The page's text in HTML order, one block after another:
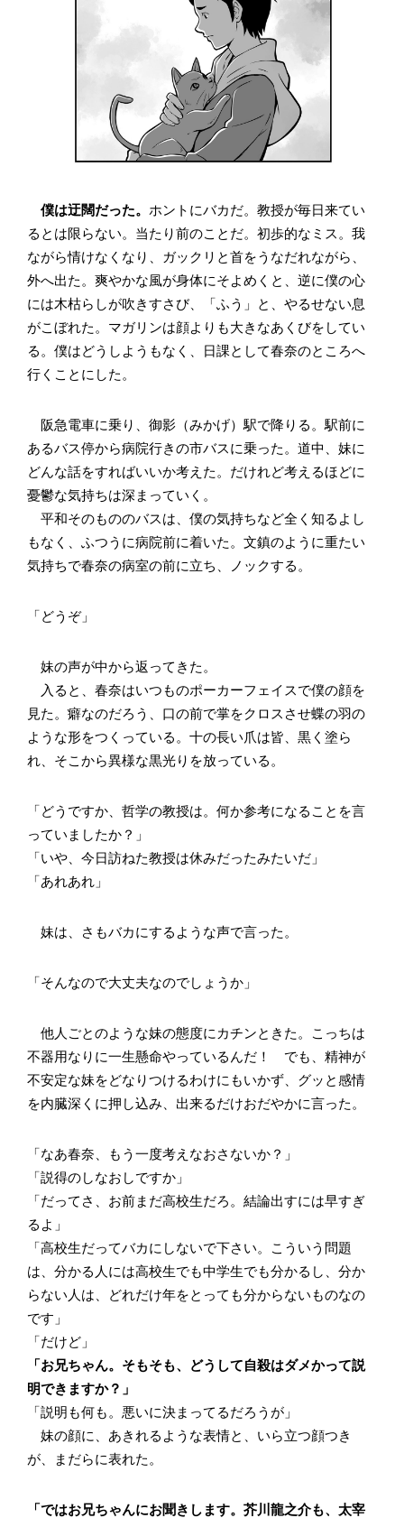
僕は迂闊だった。 ホントにバカだ。教授が毎日来てい
るとは限らない。当たり前のことだ。初歩的なミス。我
ながら情けなくなり、ガックリと首をうなだれながら、
外へ出た。爽やかな風が身体にそよめくと、逆に僕の心
には木枯らしが吹きすさび、「ふう」と、やるせない息
がこぼれた。マガリンは顔よりも大きなあくびをしてい
る。僕はどうしようもなく、日課として春奈のところへ
行くことにした。
阪急電車に乗り、御影（みかげ）駅で降りる。駅前に
あるバス停から病院行きの市バスに乗った。道中、妹に
どんな話をすればいいか考えた。だけれど考えるほどに
憂鬱な気持ちは深まっていく。
平和そのもののバスは、僕の気持ちなど全く知るよし
もなく、ふつうに病院前に着いた。文鎮のように重たい
気持ちで春奈の病室の前に立ち、ノックする。
「どうぞ」
妹の声が中から返ってきた。
入ると、春奈はいつものポーカーフェイスで僕の顔を
見た。癖なのだろう、口の前で掌をクロスさせ蝶の羽の
ような形をつくっている。十の長い爪は皆、黒く塗ら
れ、そこから異様な黒光りを放っている。
「どうですか、哲学の教授は。何か参考になることを言
っていましたか？」
「いや、今日訪ねた教授は休みだったみたいだ」
「あれあれ」
妹は、さもバカにするような声で言った。
「そんなので大丈夫なのでしょうか」
他人ごとのような妹の態度にカチンときた。こっちは
不器用なりに一生懸命やっているんだ！ でも、精神が
不安定な妹をどなりつけるわけにもいかず、グッと感情
を内臓深くに押し込み、出来るだけおだやかに言った。
「なあ春奈、もう一度考えなおさないか？」
「説得のしなおしですか」
「だってさ、お前まだ高校生だろ。結論出すには早すぎ
るよ」
「高校生だってバカにしないで下さい。こういう問題
は、分かる人には高校生でも中学生でも分かるし、分か
らない人は、どれだけ年をとっても分からないものなの
です」
「だけど」
「お兄ちゃん。そもそも、どうして自殺はダメかって説
明できますか？」
「説明も何も。悪いに決まってるだろうが」
妹の顔に、あきれるような表情と、いら立つ顔つき
が、まだらに表れた。
「ではお兄ちゃんにお聞きします。芥川龍之介も、太宰